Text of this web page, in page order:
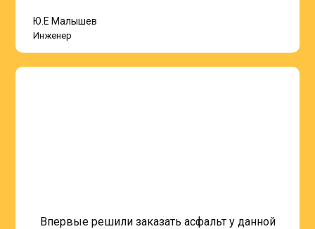
Ю.Е Малышев
Инженер
Впервые решили заказать асфальт у данной